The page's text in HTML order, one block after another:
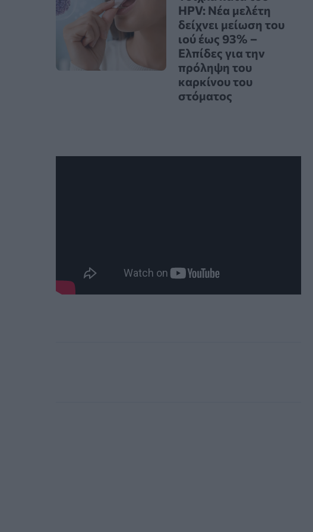
HPV: Νέα μελέτη
δείχνει μείωση του
ιού έως 93% –
Ελπίδες για την
πρόληψη του
καρκίνου του
στόματος